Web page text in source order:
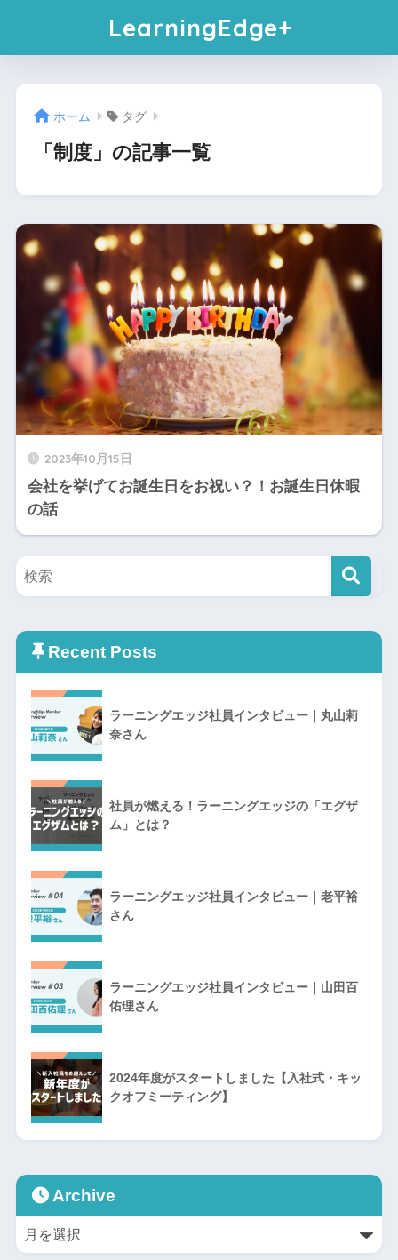
LearningEdge+
ホーム タグ
「制度」の記事一覧
2023年10月15日
会社を挙げてお誕生日をお祝い？！お誕生日休暇
の話
Recent Posts
ラーニングエッジ社員インタビュー｜丸山莉
奈さん
社員が燃える！ラーニングエッジの「エグザ
ム」とは？
ラーニングエッジ社員インタビュー｜老平裕
さん
ラーニングエッジ社員インタビュー｜山田百
佑理さん
2024年度がスタートしました【入社式・キッ
クオフミーティング】
Archive